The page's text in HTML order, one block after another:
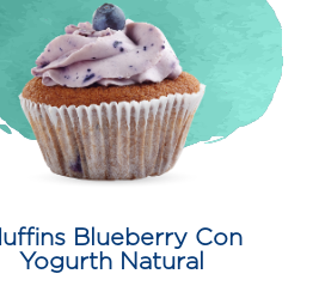
Blueberry Con
Yogurth Natural